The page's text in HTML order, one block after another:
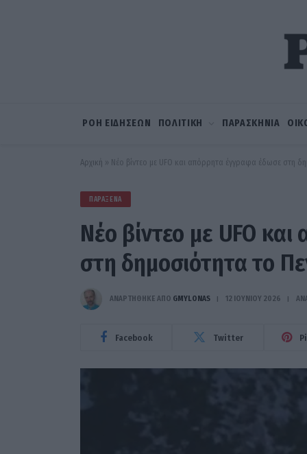
ΡΟΗ ΕΙΔΗΣΕΩΝ ΠΟΛΙΤΙΚΗ ΠΑΡΑΣΚΗΝΙΑ
Αρχική » Νέο βίντεο με UFO και απόρρητα έγγραφα έδωσε στη
ΠΑΡΆΞΕΝΑ
Νέο βίντεο με UFO
στη δημοσιότητα το
ΑΝΑΡΤΗΘΗΚΕ ΑΠΟ GMYLONAS 12 ΙΟΥΝΊΟΥ 2026
Facebook Twitter